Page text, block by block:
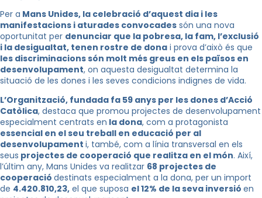
Per a Mans Unides, la celebració d’aquest dia i les
manifestacions i aturades convocades són una nova
oportunitat per denunciar que la pobresa, la fam, l’exclusió
i la desigualtat, tenen rostre de dona i prova d’això és que
les discriminacions són molt més greus en els països en
desenvolupament, on aquesta desigualtat determina la
situació de les dones i les seves condicions indignes de vida.
L’Organització, fundada fa 59 anys per les dones d’Acció
Catòlica, destaca que promou projectes de desenvolupament
especialment centrats en la dona, com a protagonista
essencial en el seu treball en educació per al
desenvolupament i, també, com a línia transversal en els
seus projectes de cooperació que realitza en el món. Així,
l’últim any, Mans Unides va realitzar 68 projectes de
cooperació destinats especialment a la dona, per un import
de 4.420.810,23, el que suposa el 12% de la seva inversió en